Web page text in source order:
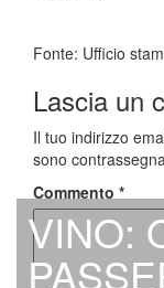
VINO:
Fonte: Ufficio
Lascia un
Il tuo indirizzo
sono
Commento *